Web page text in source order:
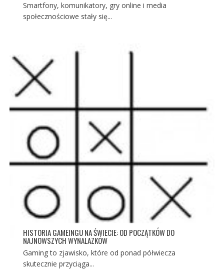
Smartfony, komunikatory, gry online i media
społecznościowe stały się...
HISTORIA GAMEINGU NA ŚWIECIE: OD POCZĄTKÓW DO
NAJNOWSZYCH WYNALAZKÓW
Gaming to zjawisko, które od ponad półwiecza
skutecznie przyciąga...